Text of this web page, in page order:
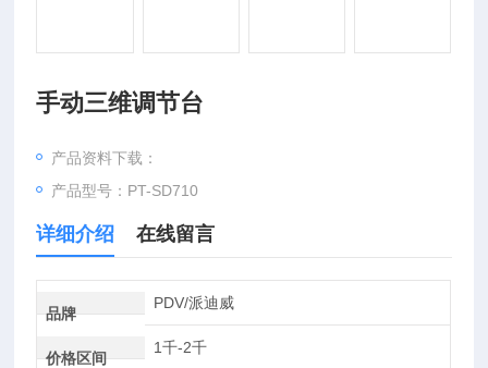
手动三维调节台
产品资料下载：
产品型号：PT-SD710
详细介绍 在线留言
品牌
PDV/派迪威
价格区间
1千-2千